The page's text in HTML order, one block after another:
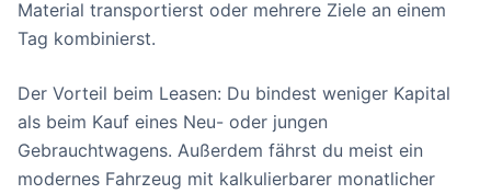
Material transportierst oder mehrere Ziele an einem
Tag kombinierst.
Der Vorteil beim Leasen: Du bindest weniger Kapital
als beim Kauf eines Neu- oder jungen
Gebrauchtwagens. Außerdem fährst du meist ein
modernes Fahrzeug mit kalkulierbarer monatlicher